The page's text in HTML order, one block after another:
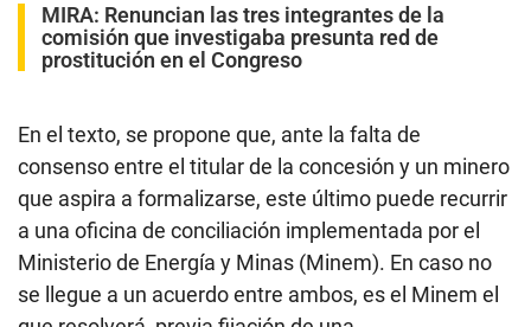
MIRA: Renuncian las tres integrantes de la
comisión que investigaba presunta red de
prostitución en el Congreso
En el texto, se propone que, ante la falta de
consenso entre el titular de la concesión y un minero
que aspira a formalizarse, este último puede recurrir
a una oficina de conciliación implementada por el
Ministerio de Energía y Minas (Minem). En caso no
se llegue a un acuerdo entre ambos, es el Minem el